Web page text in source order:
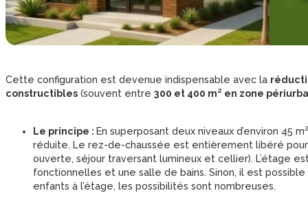
Cette configuration est devenue indispensable avec la
constructibles (souvent entre 300 et 400 m² en zone
Le principe : En superposant deux niveaux d’environ 45
réduite. Le rez-de-chaussée est entièrement libéré
ouverte, séjour traversant lumineux et cellier). L’étage
fonctionnelles et une salle de bains. Sinon, il est
enfants à l’étage, les possibilités sont nombreuses.